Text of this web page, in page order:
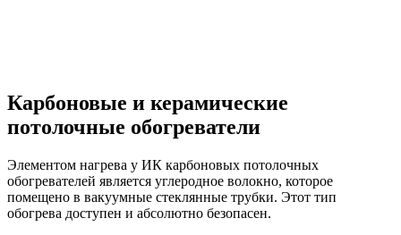
Карбоновые и керамические
потолочные обогреватели
Элементом нагрева у ИК карбоновых потолочных
обогревателей является углеродное волокно, которое
помещено в вакуумные стеклянные трубки. Этот тип
обогрева доступен и абсолютно безопасен.